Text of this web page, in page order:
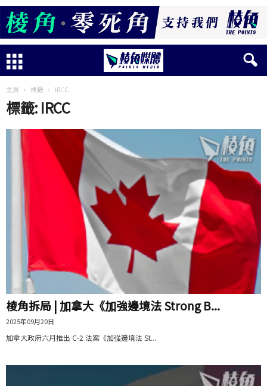
主頁 標籤 IRCC
標籤: IRCC
棱角拆局 | 加拿大《加強邊境法 Strong B...
2025年09月20日
加拿大政府六月推出 C-2 法案《加強邊境法 St...